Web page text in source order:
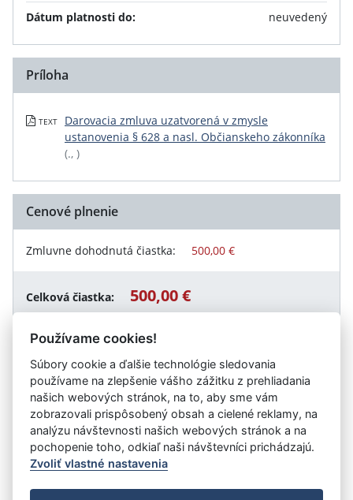
Dátum platnosti do:
neuvedený
Príloha
TEXT
Darovacia zmluva uzatvorená v zmysle
ustanovenia § 628 a nasl. Občianskeho zákonníka
(., )
Cenové plnenie
Zmluvne dohodnutá čiastka: 500,00 €
Celková čiastka: 500,00 €
Návrat späť
Vystavil:Centrum pre deti a rodiny Veľké Kapušany
Úrad vlády SR - Všetky práva vyhradené
Používame cookies!
Súbory cookie a ďalšie technológie sledovania
používame na zlepšenie vášho zážitku z prehliadania
našich webových stránok, na to, aby sme vám
zobrazovali prispôsobený obsah a cielené reklamy, na
analýzu návštevnosti našich webových stránok a na
pochopenie toho, odkiaľ naši návštevníci prichádzajú.
Zvoliť vlastné nastavenia